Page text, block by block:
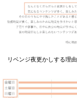
リベンジ夜更かしする理由